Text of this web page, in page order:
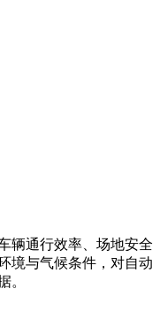
辆通行效率、场地安全
境与气候条件，对自动
。